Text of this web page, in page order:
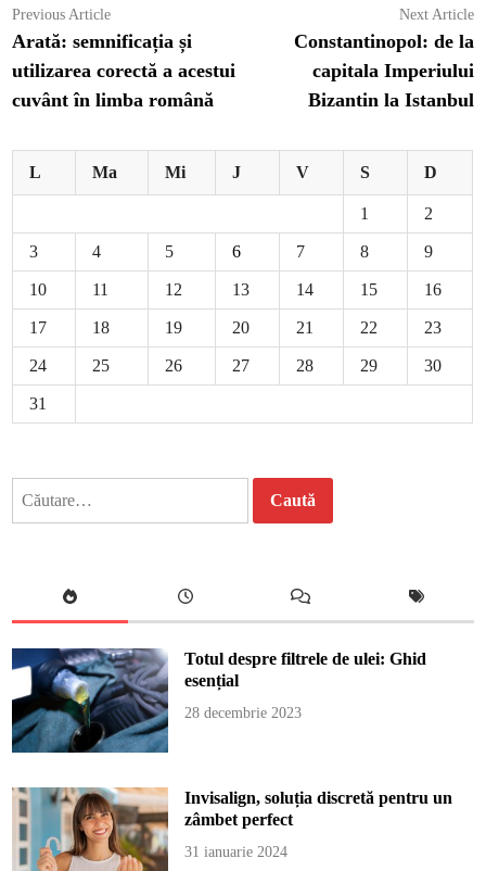
Navigare
în
articole
Previous ArticlePrevious
article:
Arată: semnificația și
utilizarea corectă a acestui
cuvânt în limba română
Next Article
Constantinopol: de la
capitala Imperiului
Bizantin la Istanbul
L Ma Mi J V S D
1 2
3 4 5 6 7 8 9
10 11 12 13 14 15 16
17 18 19 20 21 22 23
24 25 26 27 28 29 30
31
Totul despre filtrele de ulei: Ghid
esențial
28 decembrie 2023
Invisalign, soluția discretă pentru un
zâmbet perfect
31 ianuarie 2024